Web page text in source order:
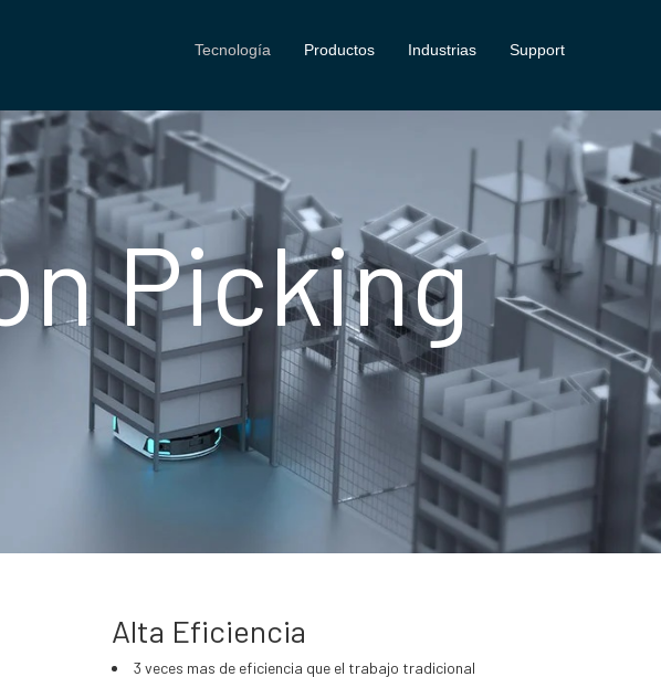
Tecnología Productos Industrias Support
Picking
Alta Eficiencia
3 veces mas de eficiencia que el trabajo tradicional